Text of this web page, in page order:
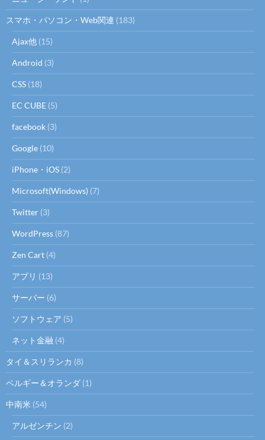
スマホ・パソコン・Web関連 (183)
Ajax他 (15)
Android (3)
CSS (18)
EC CUBE (5)
facebook (3)
Google (10)
iPhone・iOS (2)
Microsoft(Windows) (7)
Twitter (3)
WordPress (87)
Zen Cart (4)
アプリ (13)
サーバー (6)
ソフトウェア (5)
ネット金融 (4)
タイ＆スリランカ (8)
ベルギー＆オランダ (1)
中南米 (54)
アルゼンチン (2)